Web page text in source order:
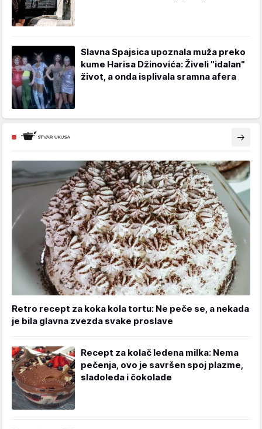
Slavna Spajsica upoznala muža preko
kume Harisa Džinovića: Živeli "idalan"
život, a onda isplivala sramna afera
Retro recept za koka kola tortu: Ne peče se, a nekada
je bila glavna zvezda svake proslave
Recept za kolač ledena milka: Nema
pečenja, ovo je savršen spoj plazme,
sladoleda i čokolade